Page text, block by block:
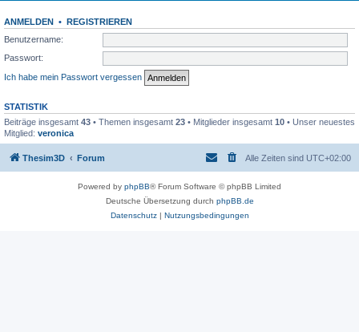
ANMELDEN • REGISTRIEREN
Benutzername:
Passwort:
Ich habe mein Passwort vergessen
STATISTIK
Beiträge insgesamt 43 • Themen insgesamt 23 • Mitglieder insgesamt 10 • Unser neuestes
Mitglied: veronica
Thesim3D Forum Alle Zeiten sind UTC+02:00
Powered by phpBB® Forum Software © phpBB Limited
Deutsche Übersetzung durch phpBB.de
Datenschutz| Nutzungsbedingungen